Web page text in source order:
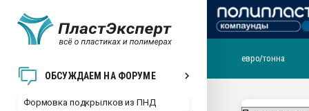
ОБСУЖДАЕМ НА ФОРУМЕ
Формовка подкрылков из ПНД
евро/тонна